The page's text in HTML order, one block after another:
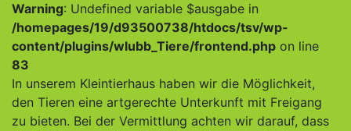
Warning: Undefined variable $ausgabe in
/homepages/19/d93500738/htdocs/tsv/wp-
content/plugins/wlubb_Tiere/frontend.php on line
83
In unserem Kleintierhaus haben wir die Möglichkeit,
den Tieren eine artgerechte Unterkunft mit Freigang
zu bieten. Bei der Vermittlung achten wir darauf, dass